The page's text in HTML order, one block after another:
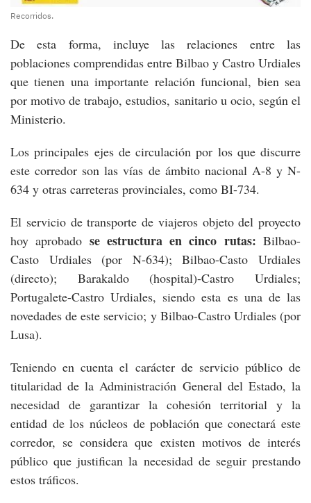
Recorridos.
De esta forma, incluye las relaciones entre las
poblaciones comprendidas entre Bilbao y Castro Urdiales
que tienen una importante relación funcional, bien sea
por motivo de trabajo, estudios, sanitario u ocio, según el
Ministerio.
Los principales ejes de circulación por los que discurre
este corredor son las vías de ámbito nacional A-8 y N-
634 y otras carreteras provinciales, como BI-734.
El servicio de transporte de viajeros objeto del proyecto
hoy aprobado se estructura en cinco rutas: Bilbao-
Casto Urdiales (por N-634); Bilbao-Casto Urdiales
(directo); Barakaldo (hospital)-Castro Urdiales;
Portugalete-Castro Urdiales, siendo esta es una de las
novedades de este servicio; y Bilbao-Castro Urdiales (por
Lusa).
Teniendo en cuenta el carácter de servicio público de
titularidad de la Administración General del Estado, la
necesidad de garantizar la cohesión territorial y la
entidad de los núcleos de población que conectará este
corredor, se considera que existen motivos de interés
público que justifican la necesidad de seguir prestando
estos tráficos.